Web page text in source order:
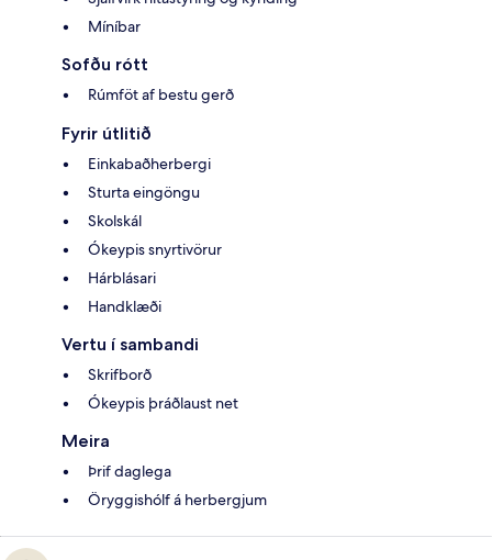
Míníbar
Sofðu rótt
Rúmföt af bestu gerð
Fyrir útlitið
Einkabaðherbergi
Sturta eingöngu
Skolskál
Ókeypis snyrtivörur
Hárblásari
Handklæði
Vertu í sambandi
Skrifborð
Ókeypis þráðlaust net
Meira
Þrif daglega
Öryggishólf á herbergjum